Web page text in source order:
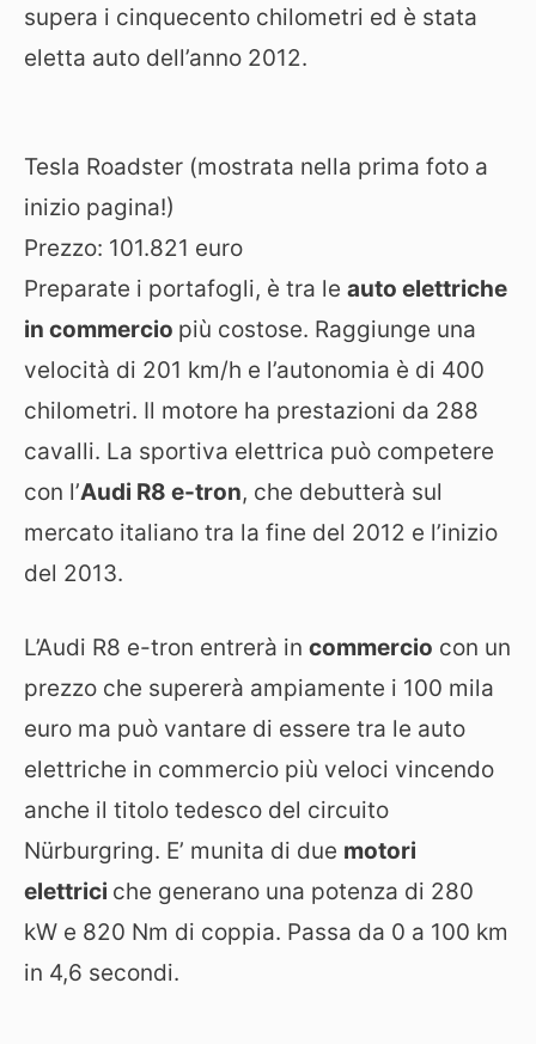
supera i cinquecento chilometri ed è stata
eletta auto dell’anno 2012.
Tesla Roadster (mostrata nella prima foto a
inizio pagina!)
Prezzo: 101.821 euro
Preparate i portafogli, è tra le auto elettriche
in commercio più costose. Raggiunge una
velocità di 201 km/h e l’autonomia è di 400
chilometri. Il motore ha prestazioni da 288
cavalli. La sportiva elettrica può competere
con l’Audi R8 e-tron, che debutterà sul
mercato italiano tra la fine del 2012 e l’inizio
del 2013.
L’Audi R8 e-tron entrerà in commercio con un
prezzo che supererà ampiamente i 100 mila
euro ma può vantare di essere tra le auto
elettriche in commercio più veloci vincendo
anche il titolo tedesco del circuito
Nürburgring. E’ munita di due motori
elettrici che generano una potenza di 280
kW e 820 Nm di coppia. Passa da 0 a 100 km
in 4,6 secondi.